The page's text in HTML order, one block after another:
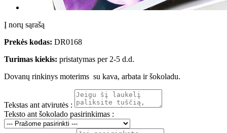
Į norų sąrašą
Prekės kodas: DR0168
Turimas kiekis: pristatymas per 2-5 d.d.
Dovanų rinkinys moterims su kava, arbata ir šokoladu.
Tekstas ant atvirutės :
Teksto ant šokolado pasirinkimas :